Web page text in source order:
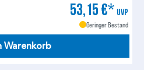
53,15 €* UVP
Geringer Bestand
Warenkorb